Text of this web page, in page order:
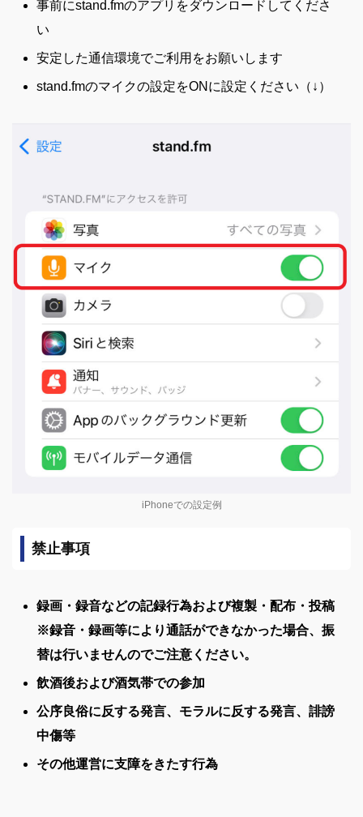
事前にstand.fmのアプリをダウンロードしてくださ
い
安定した通信環境でご利用をお願いします
stand.fmのマイクの設定をONに設定ください（↓）
iPhoneでの設定例
禁止事項
録画・録音などの記録行為および複製・配布・投稿
※録音・録画等により通話ができなかった場合、振
替は行いませんのでご注意ください。
飲酒後および酒気帯での参加
公序良俗に反する発言、モラルに反する発言、誹謗
中傷等
その他運営に支障をきたす行為